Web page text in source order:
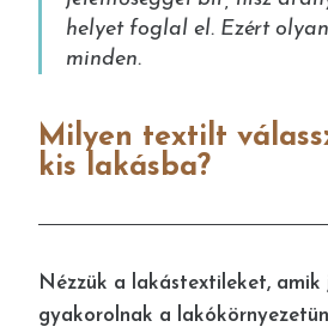
helyet foglal el. Ezért
minden.
Milyen textilt
kis lakásba?
Nézzük a lakástextileket,
gyakorolnak a